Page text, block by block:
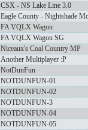
CSX - NS Lake Line 3.0
Eagle County - Nightshade
FA VQLX Wagon
FA VQLX Wagon SG
Niceaux's Coal Country MP
Another Multiplayer :P
NotDunFun
NOTDUNFUN-01
NOTDUNFUN-02
NOTDUNFUN-3
NOTDUNFUN-04
NOTDUNFUN-05